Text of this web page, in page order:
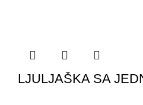
LJULJAŠKA SA